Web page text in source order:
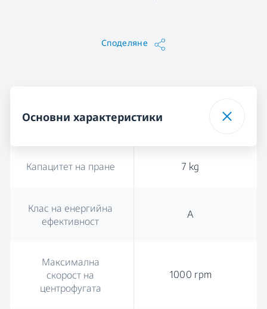
Споделяне
Основни характеристики
Капацитет на пране 7 kg
Клас на енергийна
ефективност
A
Максимална
скорост на
центрофугата
1000 rpm